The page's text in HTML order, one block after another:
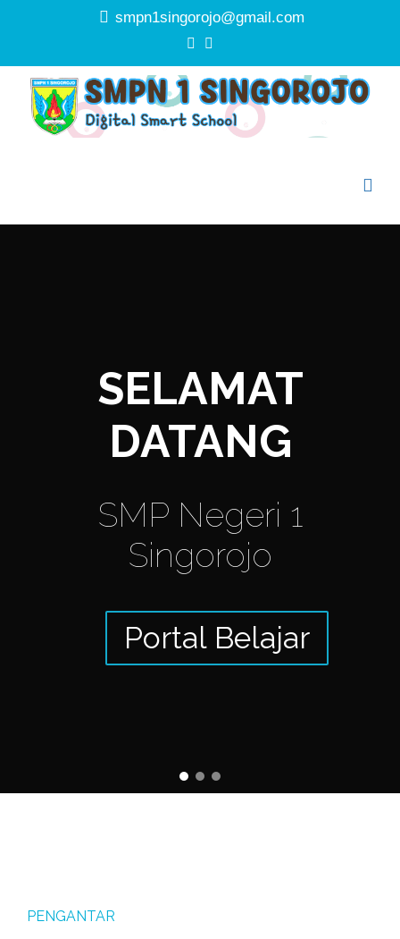
smpn1singorojo@gmail.com
SELAMAT
DATANG
SMP Negeri 1
Singorojo
Portal Belajar
PENGANTAR